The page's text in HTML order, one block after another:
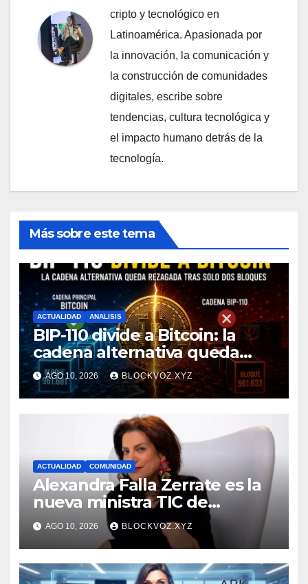
cripto y tecnológico en
Latinoamérica. Apasionada por
la innovación, la comunicación y
la construcción de comunidades
digitales, escribe sobre
tendencias, cultura tecnológica y
el impacto humano detrás de la
tecnología.
Más sobre este tema
ACTUALIDAD ANALISIS
BIP-110 divide a Bitcoin: la
cadena alternativa queda
rezagada tras minar solo dos
bloques
AGO 10, 2026 BLOCKVOZ.XYZ
ACTUALIDAD COMUNIDAD
Alexandra Falla Zerrate es la
nueva ministra TIC de
Colombia
AGO 10, 2026 BLOCKVOZ.XYZ